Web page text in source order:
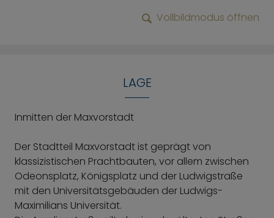
Vollbildmodus öffnen
LAGE
Inmitten der Maxvorstadt
Der Stadtteil Maxvorstadt ist geprägt von
klassizistischen Prachtbauten, vor allem zwischen
Odeonsplatz, Königsplatz und der Ludwigstraße
mit den Universitätsgebäuden der Ludwigs-
Maximilians Universität.